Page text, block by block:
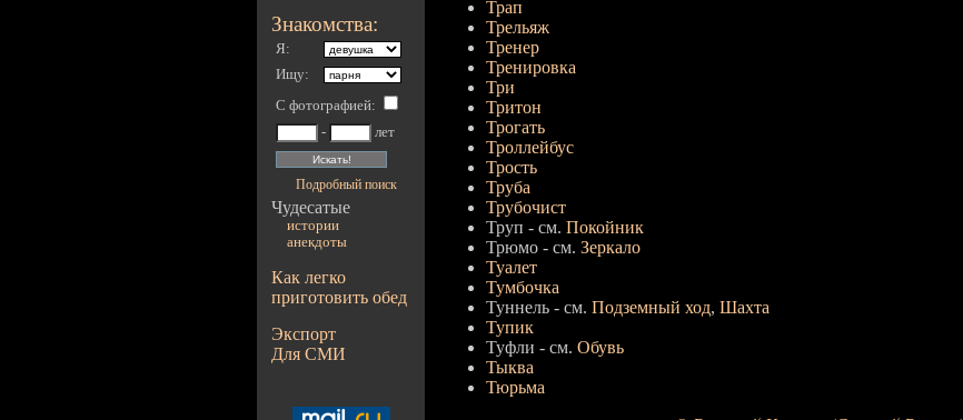
Знакомства:
Я:
Ищу:
С фотографией:
-
лет
Подробный поиск
Чудесатые
истории
анекдоты
Как легко
приготовить обед
Экспорт
Для СМИ
Трап
Трельяж
Тренер
Тренировка
Три
Тритон
Трогать
Троллейбус
Трость
Труба
Трубочист
Труп - см. Покойник
Трюмо - см. Зеркало
Туалет
Тумбочка
Туннель - см. Подземный ход, Шахта
Тупик
Туфли - см. Обувь
Тыква
Тюрьма